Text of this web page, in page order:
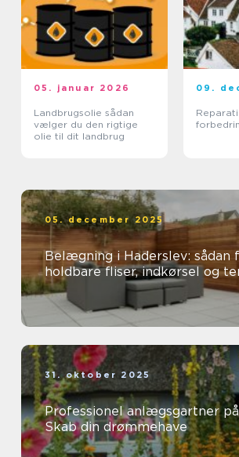
05. januar 2026
Landbrugsolie sådan
vælger du den rigtige
olie til dit landbrug
09.
05. december 2025
Belægning i Haderslev: sådan
holdbare fliser, indkørsel og
31. oktober 2025
Professionel anlægsgartner
Skab din drømmehave